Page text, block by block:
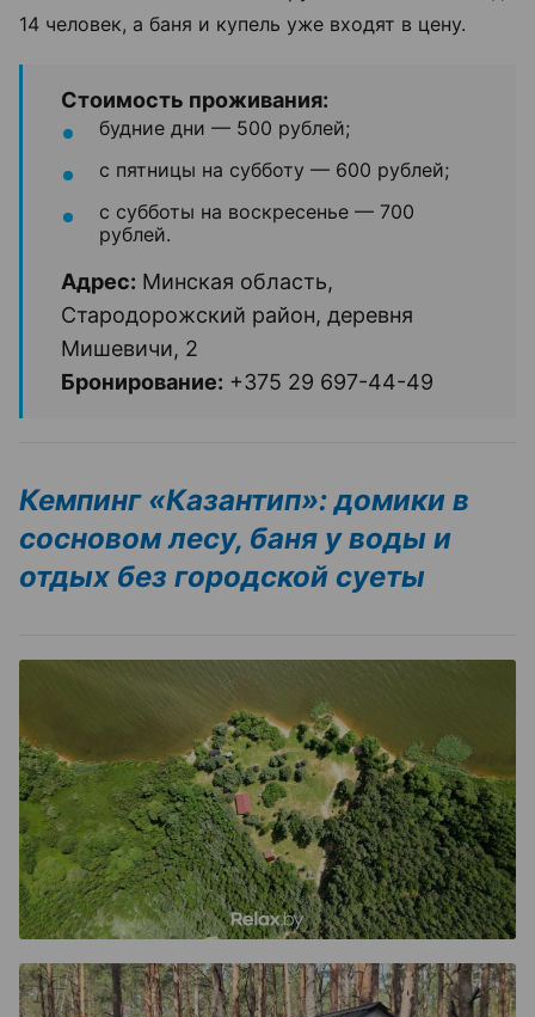
14 человек, а баня и купель уже входят в цену.
Стоимость проживания:
будние дни — 500 рублей;
с пятницы на субботу — 600 рублей;
с субботы на воскресенье — 700
рублей.
Адрес: Минская область,
Стародорожский район, деревня
Мишевичи, 2
Бронирование: +375 29 697-44-49
Кемпинг «Казантип»: домики в
сосновом лесу, баня у воды и
отдых без городской суеты